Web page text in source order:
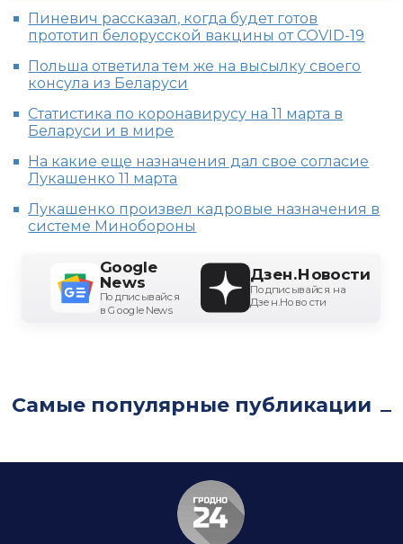
Пиневич рассказал, когда будет готов
прототип белорусской вакцины от COVID-19
Польша ответила тем же на высылку своего
консула из Беларуси
Статистика по коронавирусу на 11 марта в
Беларуси и в мире
На какие еще назначения дал свое согласие
Лукашенко 11 марта
Лукашенко произвел кадровые назначения в
системе Минобороны
Google
News
Подписывайся
в Google News
Дзен.Новости
Подписывайся на
Дзен.Новости
Самые популярные публикации